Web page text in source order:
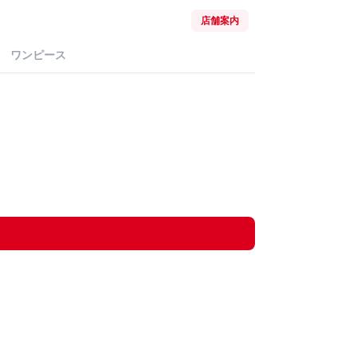
店舗案内
ワンピース